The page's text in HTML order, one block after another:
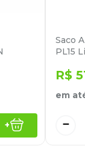
+
Saco
PL15
R$
em
－